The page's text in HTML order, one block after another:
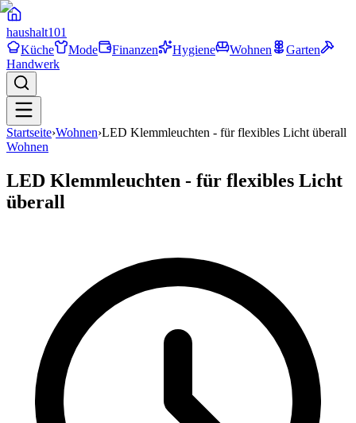
haushalt101
Küche
Mode Finanzen Hygiene Wohnen
Garten
Handwerk
Startseite›Wohnen›LED Klemmleuchten - für flexibles Licht überall
Wohnen
LED Klemmleuchten - für flexibles Licht
überall